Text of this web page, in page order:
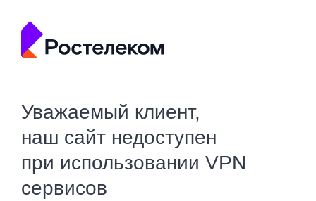
Уважаемый клиент,
наш сайт недоступен
при использовании VPN
сервисов